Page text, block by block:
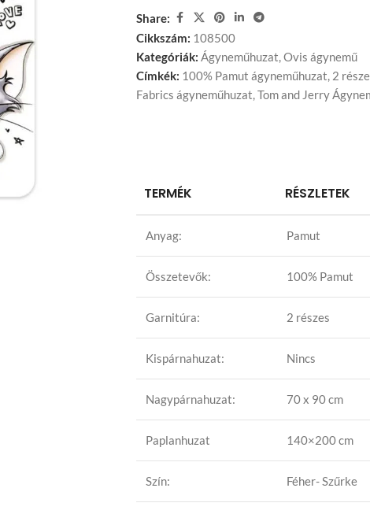
Share:
Cikkszám: 108500
Kategóriák: Ágyneműhuzat,Ovis ágynemű
Címkék: 100% Pamut ágyneműhuzat, 2
Fabrics ágyneműhuzat,Tom and Jerry
TERMÉK RÉSZLETEK
Anyag: Pamut
Összetevők: 100% Pamut
Garnitúra: 2 részes
Kispárnahuzat: Nincs
Nagypárnahuzat: 70 x 90 cm
Paplanhuzat 140×200 cm
Szín: Féher- Szűrke